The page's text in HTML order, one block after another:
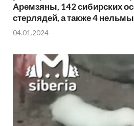
Аремзяны, 142 сибирских
стерлядей, а также 4
04.01.2024